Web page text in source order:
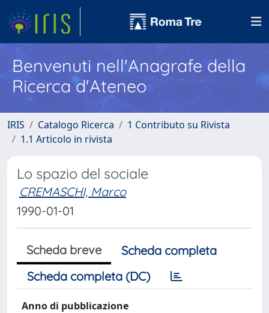
Benvenuti nell'Anagrafe della
Ricerca d'Ateneo
IRIS Catalogo Ricerca
1 Contributo su Rivista
1.1 Articolo in rivista
Lo spazio del sociale
CREMASCHI, Marco
1990-01-01
Scheda breve
Scheda completa
Scheda completa (DC)
Anno di pubblicazione